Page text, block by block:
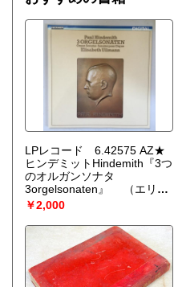
LPレコード 6.42575 AZ★
ヒンデミットHindemith『3つ
のオルガンソナタ
3orgelsonaten』
（エリザ
ベス・ウルマンElisabeth
Ullmann）
￥2,000